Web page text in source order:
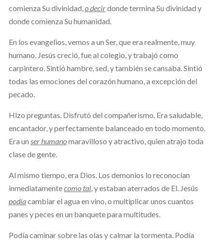
comienza Su divinidad,o decirdonde termina Su divinidad y
donde comienza Su humanidad.
En los evangelios, vemos a un Ser, que era realmente, muy
humano. Jesús creció, fue al colegio, y trabajó como
carpintero. Sintió hambre, sed, y también se cansaba. Sintió
todas las emociones del corazón humano, a excepción del
pecado.
Hizo preguntas. Disfrutó del compañerismo. Era saludable,
encantador, y perfectamente balanceado en todo momento.
Era un ser humanomaravilloso y atractivo, quien atrajo toda
clase de gente.
Al mismo tiempo, era Dios. Los demonios lo reconocían
inmediatamentecomo tal, y estaban aterrados de El. Jesús
podíacambiar el agua en vino, o multiplicar unos cuantos
panes y peces en un banquete para multitudes.
Podía caminar sobre las olas y calmar la tormenta. Podía